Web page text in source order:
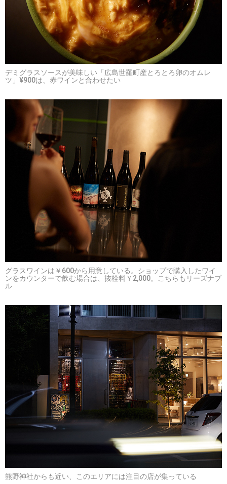
デミグラスソースが美味しい「広島世羅町産とろとろ卵のオムレ
ツ」¥900は、赤ワインと合わせたい
グラスワインは￥600から用意している。ショップで購入したワイ
ンをカウンターで飲む場合は、抜栓料￥2,000。こちらもリーズナブ
ル
熊野神社からも近い、このエリアには注目の店が集っている